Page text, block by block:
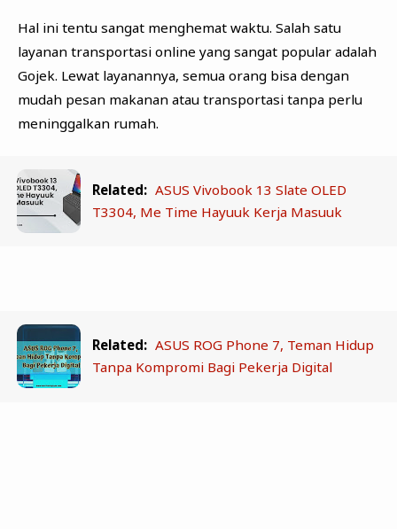
Hal ini tentu sangat menghemat waktu. Salah satu
layanan transportasi online yang sangat popular adalah
Gojek. Lewat layanannya, semua orang bisa dengan
mudah pesan makanan atau transportasi tanpa perlu
meninggalkan rumah.
Related: ASUS Vivobook 13 Slate OLED
T3304, Me Time Hayuuk Kerja Masuuk
Related: ASUS ROG Phone 7, Teman Hidup
Tanpa Kompromi Bagi Pekerja Digital